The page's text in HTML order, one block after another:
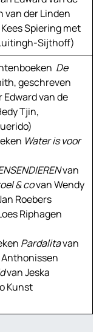
van der Linden
Spiering met
Sijthoff)
De
geschreven
van de
Tjin,
Water is voor
van
& covan Wendy
Roebers
Riphagen
Pardalitavan
Anthonissen
van Jeska
Kunst